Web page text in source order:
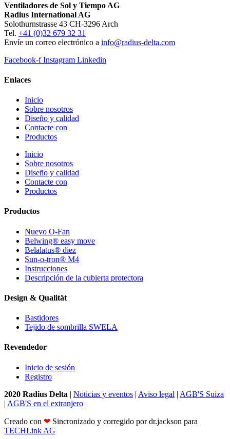
Ventiladores de Sol y Tiempo AG
Radius International AG
Solothurnstrasse 43 CH-3296 Arch
Tel. +41 (0)32 679 32 31
Envíe un correo electrónico a info@radius-delta.com
Facebook-f Instagram Linkedin
Enlaces
Inicio
Sobre nosotros
Diseño y calidad
Contacte con
Productos
Inicio
Sobre nosotros
Diseño y calidad
Contacte con
Productos
Productos
Nuevo O-Fan
Belwing® easy move
Belalatus® diez
Sun-o-tron® M4
Instrucciones
Descripción de la cubierta protectora
Design & Qualität
Bastidores
Tejido de sombrilla SWELA
Revendedor
Inicio de sesión
Registro
2020 Radius Delta | Noticias y eventos | Aviso legal | AGB'S Suiza
| AGB'S en el extranjero
Creado con ❤ Sincronizado y corregido por dr.jackson para
TECHLink AG